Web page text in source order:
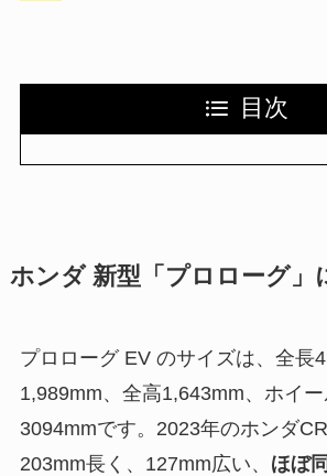
目次
ホンダ 新型「プロローグ」
プロローグ EV のサイズは、全長
1,989mm、全高1,643mm、ホイ
3094mmです。2023年のホンダ
203mm長く、127mm広い、 ほぼ